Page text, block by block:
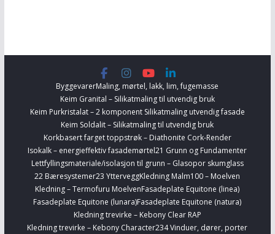
ByggevarerMaling, mørtel, lakk, lim, fugemasse
Keim Granital – Silikatmaling til utvendig bruk
Keim Purkristalat – 2 komponent Silikatmaling utvendig fasade
Keim Soldalit – Silikatmaling til utvendig bruk
Korkbasert farget toppstrøk – Diathonite Cork-Render
Isokalk – energieffektiv fasademørtel21 Grunn og Fundamenter
Lettfyllingsmateriale/isolasjon til grunn – Glasopor skumglass
22 Bæresystemer23 YtterveggKledning Malm100 – Moelven
Kledning – Termofuru MoelvenFasadeplate Equitone (linea)
Fasadeplate Equitone (lunara)Fasadeplate Equitone (natura)
Kledning trevirke – Kebony Clear RAP
Kledning trevirke – Kebony Character234 Vinduer, dører, porter